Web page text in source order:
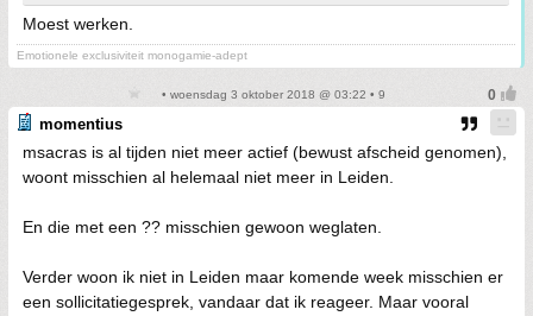
Moest werken.
Emotionele exclusiviteit monogamie-adept
• woensdag 3 oktober 2018 @ 03:22 • 9
momentius
msacras is al tijden niet meer actief (bewust afscheid genomen),
woont misschien al helemaal niet meer in Leiden.
En die met een ?? misschien gewoon weglaten.
Verder woon ik niet in Leiden maar komende week misschien er
een sollicitatiegesprek, vandaar dat ik reageer. Maar vooral